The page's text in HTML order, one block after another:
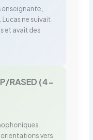
ne suivait
et avait des
RASED (4-
vers